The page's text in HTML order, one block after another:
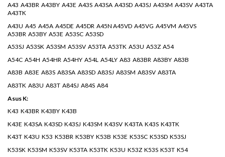
A43 A43BR A43BY A43E A43S A43SA A43SD A43SJ A43SM A43SV A43TA
A43TK
A43U A45 A45A A45DE A45DR A45N A45VD A45VG A45VM A45VS
A53BR A53BY A53E A53SC A53SD
A53SJ A53SK A53SM A53SV A53TA A53TK A53U A53Z A54
A54C A54H A54HR A54HY A54L A54LY A83 A83BR A83BY A83B
A83B A83E A83S A83SA A83SD A83SJ A83SM A83SV A83TA
A83TK A83U A83T A84SJ A84S A84
Asus K:
K43 K43BR K43BY K43B
K43E K43SA K43SD K43SJ K43SM K43SV K43TA K43S K43TK
K43T K43U K53 K53BR K53BY K53B K53E K53SC K53SD K53SJ
K53SK K53SM K53SV K53TA K53TK K53U K53Z K53S K53T K54